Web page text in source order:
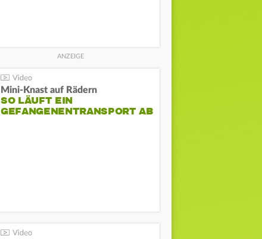
Mini-Knast auf Rädern
SO LÄUFT EIN
GEFANGENENTRANSPORT AB